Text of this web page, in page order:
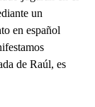
un
en español
de Raúl, es